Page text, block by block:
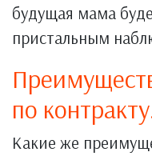
будущая мама
пристальным
по
Какие же